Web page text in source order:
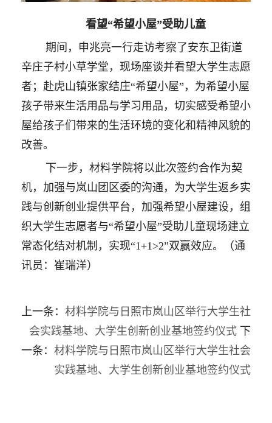
看望“希望小屋”受助儿童
期间， 申兆亮一行走访考察了安东卫街道
辛庄子村小草学堂， 现场座谈并看望大学生志愿
者 ；赴虎山镇张家结庄“希望小屋”，为希望小屋
孩子带来生活用品与学习用品，切实感受希望小
屋给孩子们带来的生活环境的变化和精神风貌的
改善。
下一步，材料学院将以此次签约合作为契
机，加强与岚山团区委的沟通，为大学生返乡实
践与创新创业提供平台，加强希望小屋建设，组
织大学生志愿者与“希望小屋”受助儿童现场建立
常态化结对机制，实现“1+1>2”双赢效应。
（通
讯员：崔瑞洋）
上一条： 材料学院与日照市岚山区举行大学生社
会实践基地、大学生创新创业基地签约仪式 下
一条： 材料学院与日照市岚山区举行大学生社会
实践基地、大学生创新创业基地签约仪式